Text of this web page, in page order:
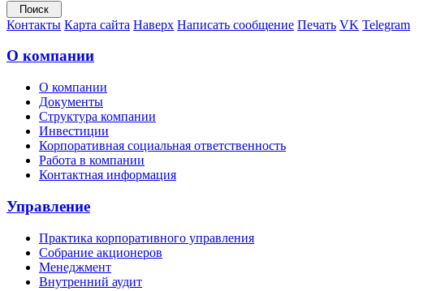
Контакты Карта сайта Наверх Написать сообщение Печать VK Telegram
О компании
О компании
Документы
Структура компании
Инвестиции
Корпоративная социальная ответственность
Работа в компании
Контактная информация
Управление
Практика корпоративного управления
Собрание акционеров
Менеджмент
Внутренний аудит